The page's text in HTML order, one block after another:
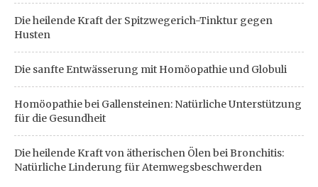
Die heilende Kraft der Spitzwegerich-Tinktur gegen
Husten
Die sanfte Entwässerung mit Homöopathie und Globuli
Homöopathie bei Gallensteinen: Natürliche Unterstützung
für die Gesundheit
Die heilende Kraft von ätherischen Ölen bei Bronchitis:
Natürliche Linderung für Atemwegsbeschwerden